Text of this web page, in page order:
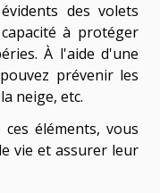
des volets
à protéger
À l'aide d'une
prévenir les
neige, etc.
éléments, vous
vie et assurer leur